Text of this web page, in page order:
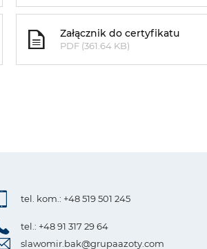
Załącznik do certyfikatu
PDF (361.64 KB)
tel. kom.: +48 519 501 245
tel.: +48 91 317 29 64
slawomir.bak@grupaazoty.com